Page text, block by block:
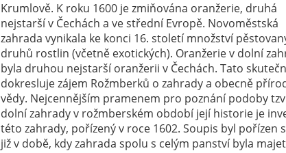
Krumlově. K roku 1600 je zmiňována oranžerie, druhá
nejstarší v Čechách a ve střední Evropě. Novoměstská
zahrada vynikala ke konci 16. století množství
druhů rostlin (včetně exotických). Oranžerie v dolní
byla druhou nejstarší oranžerii v Čechách. Tato
dokresluje zájem Rožmberků o zahrady a obecně
vědy. Nejcennějším pramenem pro poznání podoby
dolní zahrady v rožmberském období její historie je
této zahrady, pořízený v roce 1602. Soupis byl pořízen
již v době, kdy zahrada spolu s celým panství byla